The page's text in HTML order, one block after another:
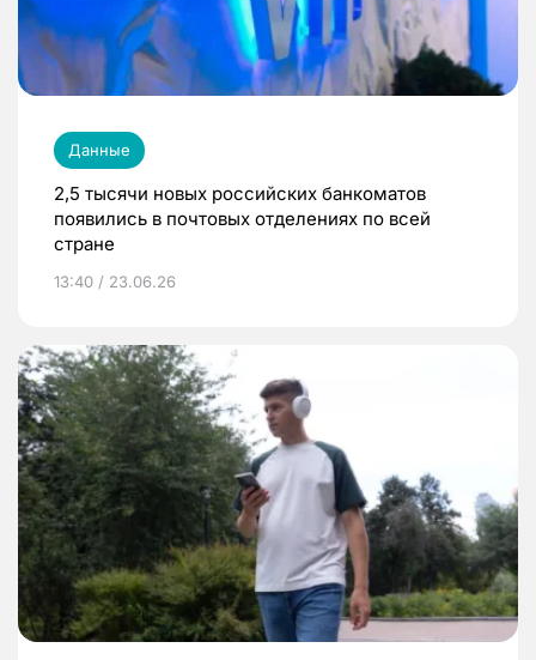
Данные
2,5 тысячи новых российских банкоматов
появились в почтовых отделениях по всей
стране
13:40 / 23.06.26